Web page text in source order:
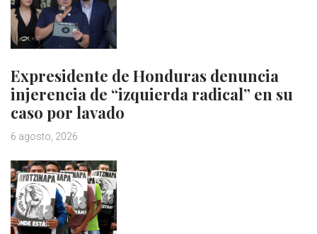
Expresidente de Honduras denuncia
injerencia de “izquierda radical” en su
caso por lavado
6 agosto, 2026